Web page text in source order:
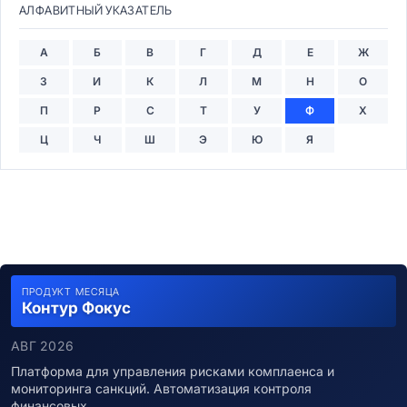
АЛФАВИТНЫЙ УКАЗАТЕЛЬ
А Б В Г Д Е Ж
З И К Л М Н О
П Р С Т У Ф Х
Ц Ч Ш Э Ю Я
ПРОДУКТ МЕСЯЦА
Контур Фокус
АВГ 2026
Платформа для управления рисками комплаенса и
мониторинга санкций. Автоматизация контроля